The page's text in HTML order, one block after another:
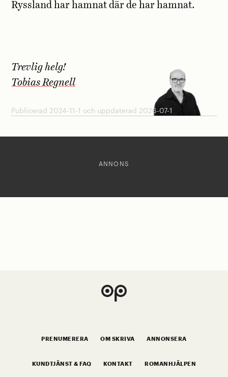
Ryssland har hamnat där de har hamnat.
Trevlig helg!
Tobias Regnell
Publicerad 2024-11-1 och uppdaterad 2026-07-1
ANNONS
PRENUMERERA OM SKRIVA ANNONSERA
KUNDTJÄNST & FAQ KONTAKT ROMANHJÄLPEN